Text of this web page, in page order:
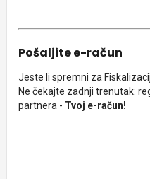
Pošaljite e-račun
Jeste li spremni za
Ne čekajte zadnji trenutak:
partnera - Tvoj e-račun!